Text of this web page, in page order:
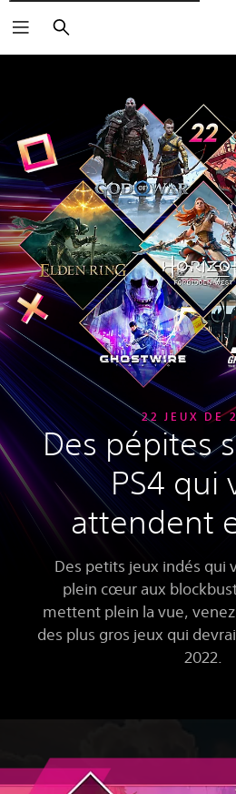
Rechercher
22 JEUX DE
Des pépites
PS4 qui
attendent
Des petits jeux indés qui
plein cœur aux
mettent plein la vue,
des plus gros jeux qui
2022.